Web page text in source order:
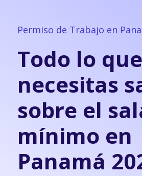
Permiso de Trabajo en
Todo lo que
necesitas
sobre el
mínimo en
Panamá